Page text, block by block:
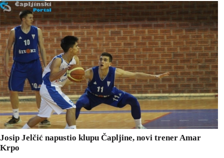
Josip Jelčić napustio klupu Čapljine, novi trener Amar
Krpo